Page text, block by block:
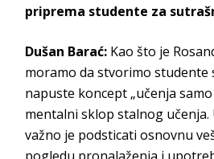
priprema studente za
Dušan Barać: Kao što je
moramo da stvorimo studente
napuste koncept „učenja
mentalni sklop stalnog
važno je podsticati osnovnu